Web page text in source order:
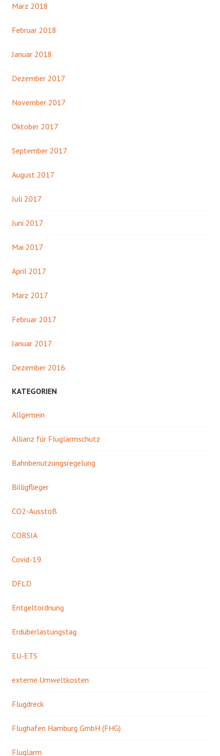
März 2018
Februar 2018
Januar 2018
Dezember 2017
November 2017
Oktober 2017
September 2017
August 2017
Juli 2017
Juni 2017
Mai 2017
April 2017
März 2017
Februar 2017
Januar 2017
Dezember 2016
KATEGORIEN
Allgemein
Allianz für Fluglärmschutz
Bahnbenutzungsregelung
Billigflieger
CO2-Ausstoß
CORSIA
Covid-19
DFLD
Entgeltordnung
Erdüberlastungstag
EU-ETS
externe Umweltkosten
Flugdreck
Flughafen Hamburg GmbH (FHG)
Fluglärm